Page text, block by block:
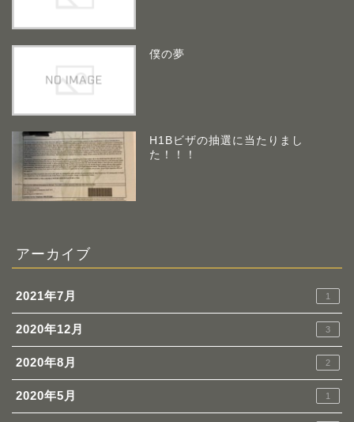
僕の夢
H1Bビザの抽選に当たりまし
た！！！
アーカイブ
2021年7月 1
2020年12月 3
2020年8月 2
2020年5月 1